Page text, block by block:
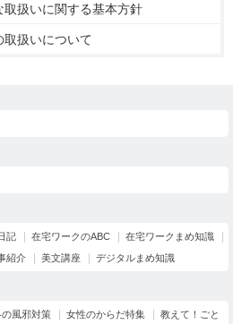
扱いに関する基本方針
扱いについて
記 在宅ワークのABC
在宅ワークまめ知識
紹介 美文講座 デジタルまめ知識
の風邪対策 女性のからだ特集 教えて！ごと